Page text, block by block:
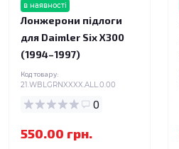
в наявності
Лонжерони підлоги
для Daimler Six X300
(1994–1997)
Код товару:
21.WBLGRNXXXX.ALL.0.00
0
550.00 грн.